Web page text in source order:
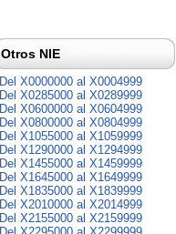
Otros NIE
Del X0000000 al X0004999
Del X0285000 al X0289999
Del X0600000 al X0604999
Del X0800000 al X0804999
Del X1055000 al X1059999
Del X1290000 al X1294999
Del X1455000 al X1459999
Del X1645000 al X1649999
Del X1835000 al X1839999
Del X2010000 al X2014999
Del X2155000 al X2159999